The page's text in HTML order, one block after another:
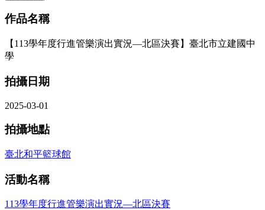
作品名稱
【113學年度行進管樂演出實況—北區決賽】臺北市立建國中
學
拍攝日期
2025-03-01
拍攝地點
臺北和平籃球館
活動名稱
113學年度行進管樂演出實況—北區決賽